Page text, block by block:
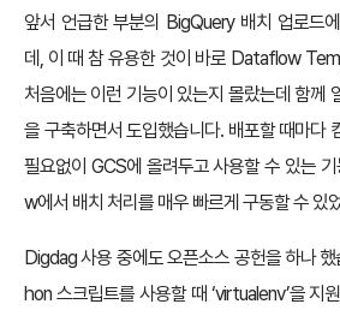
앞서 언급한 부분의 BigQuery 배치 업로드
데, 이 때 참 유용한 것이 바로 Dataflow
처음에는 이런 기능이 있는지 몰랐는데 함께
을 구축하면서 도입했습니다. 배포할 때마다
필요없이 GCS에 올려두고 사용할 수 있는
w에서 배치 처리를 매우 빠르게 구동할 수 있
Digdag 사용 중에도 오픈소스 공헌을 하나
hon 스크립트를 사용할 때 ‘virtualenv’을 지